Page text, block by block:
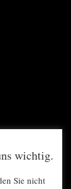
wichtig.
Sie nicht